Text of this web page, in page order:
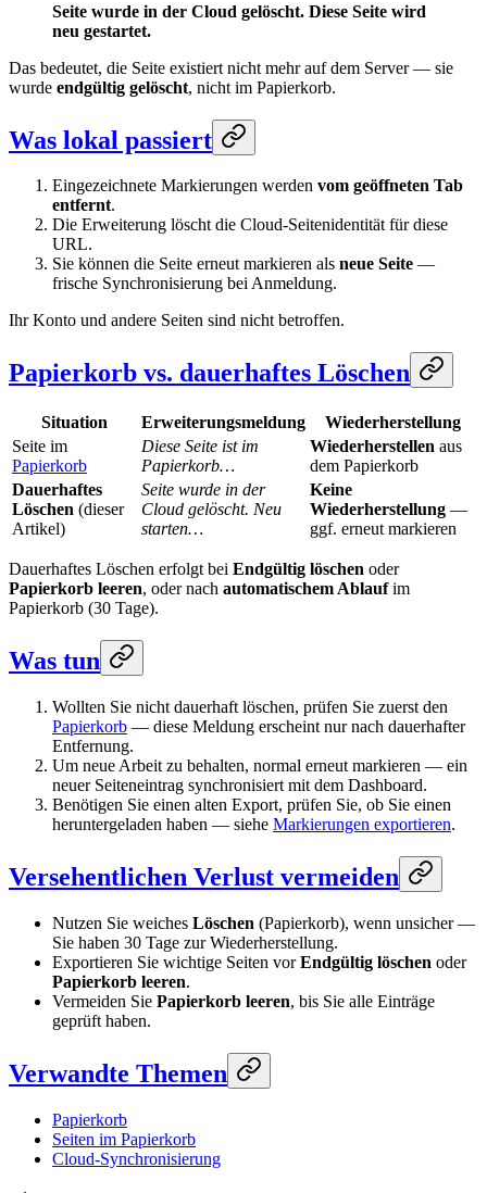
Seite wurde in der Cloud gelöscht. Diese Seite wird
neu gestartet.
Das bedeutet, die Seite existiert nicht mehr auf dem Server — sie
wurde endgültig gelöscht, nicht im Papierkorb.
Was lokal passiert
Eingezeichnete Markierungen werden vom geöffneten Tab
entfernt.
Die Erweiterung löscht die Cloud-Seitenidentität für diese
URL.
Sie können die Seite erneut markieren als neue Seite —
frische Synchronisierung bei Anmeldung.
Ihr Konto und andere Seiten sind nicht betroffen.
Papierkorb vs. dauerhaftes Löschen
Situation Erweiterungsmeldung
Wiederherstellung
Seite im
Papierkorb
Diese Seite ist im
Papierkorb…
Wiederherstellen aus
dem Papierkorb
Dauerhaftes
Löschen (dieser
Artikel)
Seite wurde in der
Cloud gelöscht. Neu
starten…
Keine
Wiederherstellung —
ggf. erneut markieren
Dauerhaftes Löschen erfolgt bei Endgültig löschen oder
Papierkorb leeren, oder nach automatischem Ablaufim
Papierkorb (30 Tage).
Was tun
Wollten Sie nicht dauerhaft löschen, prüfen Sie zuerst den
Papierkorb — diese Meldung erscheint nur nach dauerhafter
Entfernung.
Um neue Arbeit zu behalten, normal erneut markieren — ein
neuer Seiteneintrag synchronisiert mit dem Dashboard.
Benötigen Sie einen alten Export, prüfen Sie, ob Sie einen
heruntergeladen haben — siehe Markierungen exportieren.
Versehentlichen Verlust vermeiden
Nutzen Sie weiches Löschen (Papierkorb), wenn unsicher —
Sie haben 30 Tage zur Wiederherstellung.
Exportieren Sie wichtige Seiten vorEndgültig löschen oder
Papierkorb leeren.
Vermeiden Sie Papierkorb leeren, bis Sie alle Einträge
geprüft haben.
Verwandte Themen
Papierkorb
Seiten im Papierkorb
Cloud-Synchronisierung